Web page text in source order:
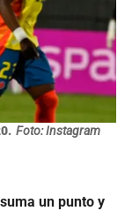
Foto: Instagram
un punto y